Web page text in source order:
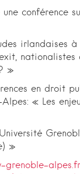
conférence
irlandaises
»
en droit
« Les
»
grenoble-